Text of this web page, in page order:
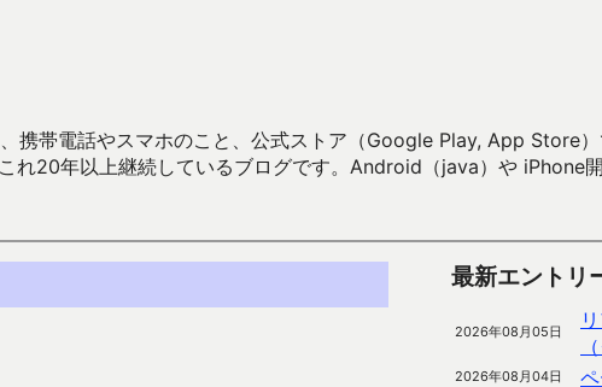
携帯電話やスマホのこと、公式ストア（Google Play, App Store
れ20年以上継続しているブログです。Android（java）や
最新エントリ
2026年08月05日
2026年08月04日